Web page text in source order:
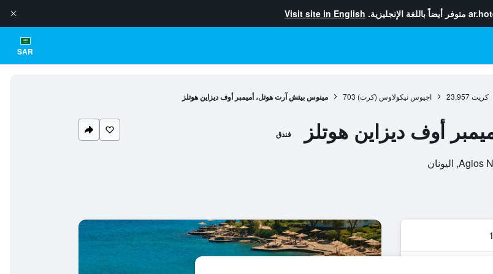
متوفر أيضاً باللغة الإنجليزية. Visit site in English
SAR
كريت 23,957 اجيوس نيكولاوس (كرت) 703 مينوس بيتش آرت هوتل، أميمبر أوف ديزاين هوتلز
أوف ديزاين هوتلز فندق